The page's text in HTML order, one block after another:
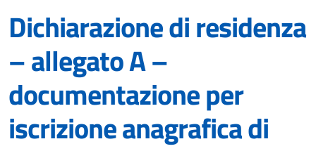
Dichiarazione di residenza
– allegato A –
documentazione per
iscrizione anagrafica di